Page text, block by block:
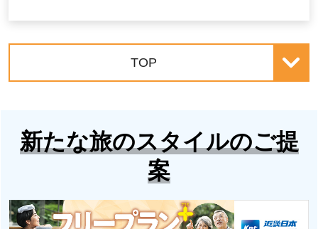
TOP
新たな旅のスタイルのご提
案